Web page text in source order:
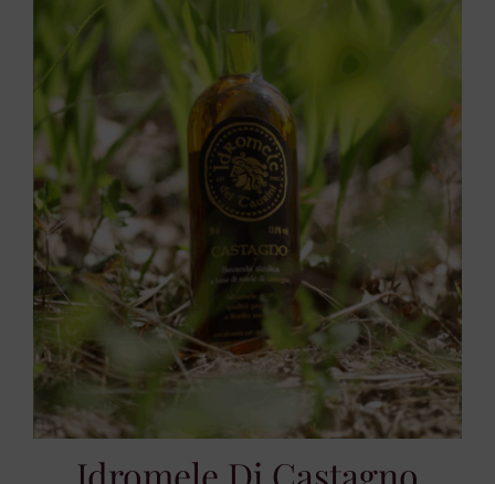
Idromele Di Castagno